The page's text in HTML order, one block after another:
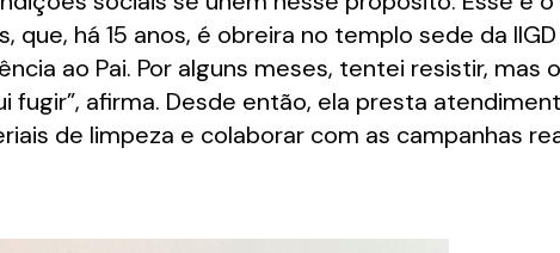
há 15 anos, é obreira no templo sede da
ao Pai. Por alguns meses, tentei resistir, mas
afirma. Desde então, ela presta
de limpeza e colaborar com as campanhas